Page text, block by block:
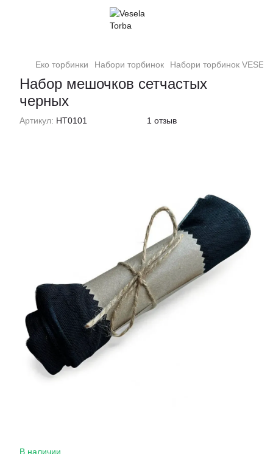
Еко торбинки Набори торбинок Набори торбинок
Набор мешочков сетчастых
черных
Артикул: НТ0101 1 отзыв
В наличии